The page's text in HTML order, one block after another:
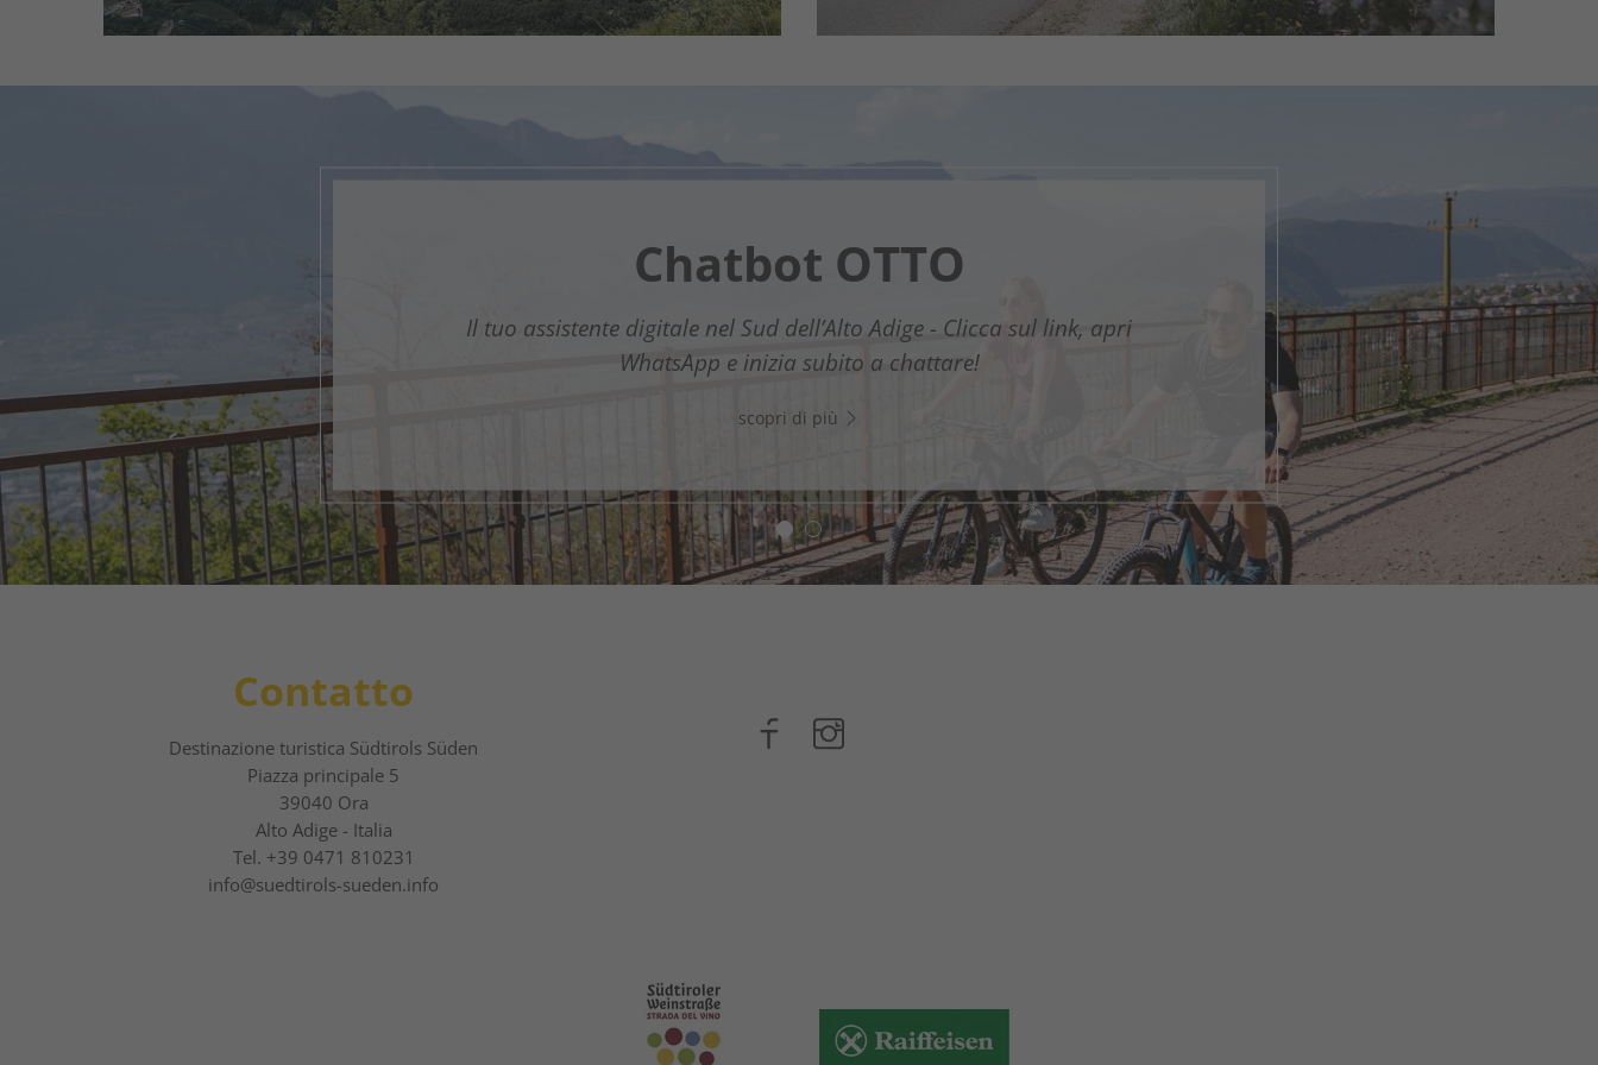
Chatbot OTTO
Il tuo assistente digitale nel Sud dell’Alto Adige - Clicca sul link, apri
WhatsApp e inizia subito a chattare!
scopri di più
Guestnet Südtirols Süden
La nuova guida digitale per gli ospiti
1 2
Contatto
Destinazione turistica Südtirols Süden
Piazza principale 5
39040 Ora
Alto Adige - Italia
Tel. +39 0471 810231
info@suedtirols-sueden.info